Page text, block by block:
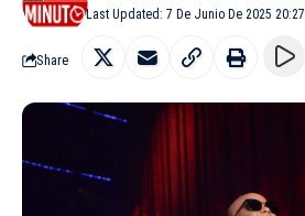
Last Updated: 7 De Junio De 2025 20:27
Share